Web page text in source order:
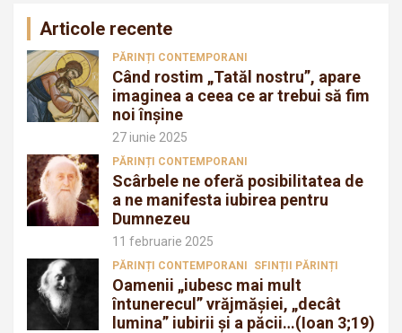
Articole recente
PĂRINȚI CONTEMPORANI
Când rostim „Tatăl nostru”, apare
imaginea a ceea ce ar trebui să fim
noi înșine
27 iunie 2025
PĂRINȚI CONTEMPORANI
Scârbele ne oferă posibilitatea de
a ne manifesta iubirea pentru
Dumnezeu
11 februarie 2025
PĂRINȚI CONTEMPORANI SFINȚII PĂRINȚI
Oamenii „iubesc mai mult
întunerecul” vrăjmăşiei, „decât
lumina” iubirii şi a păcii…(Ioan 3;19)